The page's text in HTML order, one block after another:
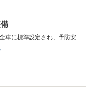
「パーキングサポートブレーキ（静止物）」が全車に標準設定され、予防安全装備の充実化が図られた。また、外板色にブレージングカーネリアンコントラストレイヤリング、テレーンカーキマイカメタリック、セレスティアルブルーガラスフレークが新たに設定されている。（2020.8）